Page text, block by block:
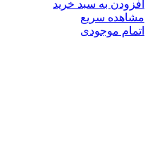
افزودن به سبد خرید
مشاهده سریع
اتمام موجودی